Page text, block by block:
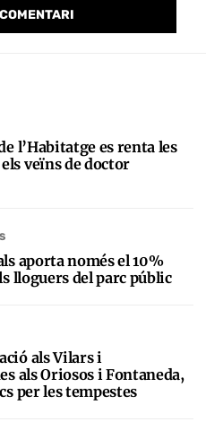
l’Habitatge es renta les
veïns de doctor
aporta només el 10%
lloguers del parc públic
als Vilars i
als Oriosos i Fontaneda,
per les tempestes